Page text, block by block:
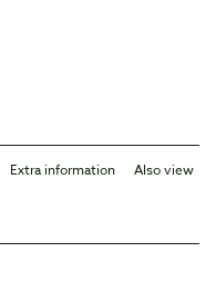
Extra information Also view